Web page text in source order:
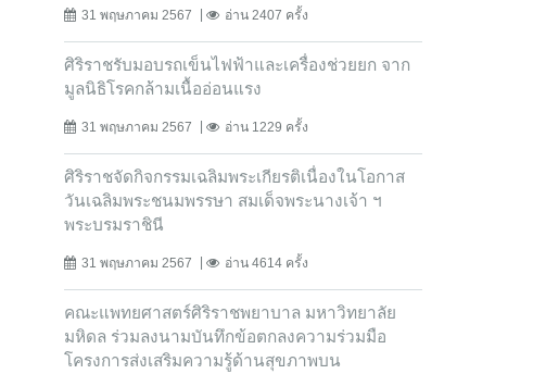
31 พฤษภาคม 2567 อ่าน 2407 ครั้ง
ศิริราชรับมอบรถเข็นไฟฟ้าและเครื่องช่วยยก จาก
มูลนิธิโรคกล้ามเนื้ออ่อนแรง
31 พฤษภาคม 2567 อ่าน 1229 ครั้ง
ศิริราชจัดกิจกรรมเฉลิมพระเกียรติเนื่องในโอกาส
วันเฉลิมพระชนมพรรษา สมเด็จพระนางเจ้า ฯ
พระบรมราชินี
31 พฤษภาคม 2567 อ่าน 4614 ครั้ง
คณะแพทยศาสตร์ศิริราชพยาบาล มหาวิทยาลัย
มหิดล ร่วมลงนามบันทึกข้อตกลงความร่วมมือ
โครงการส่งเสริมความรู้ด้านสุขภาพบน